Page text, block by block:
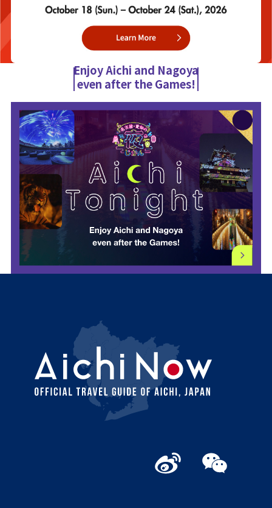
Enjoy Aichi and Nagoya
even after the Games!